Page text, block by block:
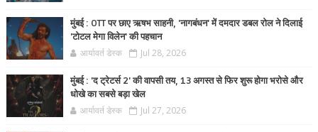
मुंबई : OTT पर छाए ऋषभ साहनी, 'नागबंधन' में दमदार डबल रोल ने दिलाई
'टोटल मेगा विलेन' की पहचान
आर्यावर्त डेस्क Jul 28, 2026
मुंबई : 'द ट्रेटर्स 2' की वापसी तय, 13 अगस्त से फिर शुरू होगा भरोसे और
धोखे का सबसे बड़ा खेल
आर्यावर्त डेस्क Jul 27, 2026